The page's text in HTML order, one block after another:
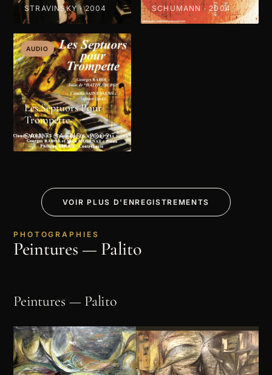
STRAVINSKY · 2004
troppo
SCHUMANN · 2004
AUDIO
Les Septuors Pour
Trompette
SAINT-SAËNS · 2002
VOIR PLUS D'ENREGISTREMENTS
PHOTOGRAPHIES
Peintures — Palito
Peintures — Palito